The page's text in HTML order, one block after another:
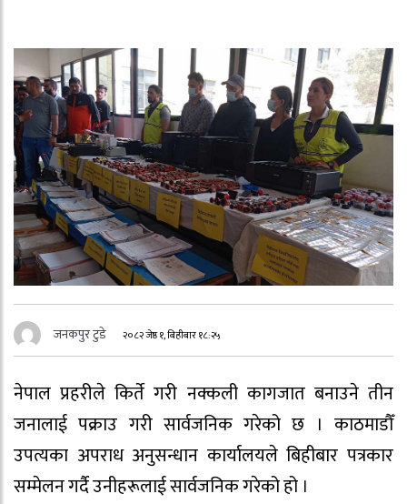
जनकपुर टुडे २०८२ जेष्ठ १, बिहीबार १८:२५
नेपाल प्रहरीले किर्ते गरी नक्कली कागजात बनाउने तीन
जनालाई पक्राउ गरी सार्वजनिक गरेको छ । काठमाडौँ
उपत्यका अपराध अनुसन्धान कार्यालयले बिहीबार पत्रकार
सम्मेलन गर्दै उनीहरूलाई सार्वजनिक गरेको हो ।